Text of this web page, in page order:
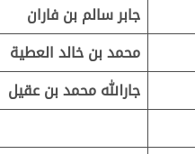
جابر سالم بن فاران
محمد بن خالد العطية
جارالله محمد بن عقيل